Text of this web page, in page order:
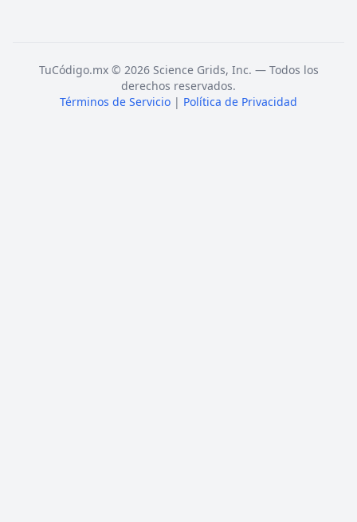
TuCódigo.mx © 2026 Science Grids, Inc. — Todos los
derechos reservados.
Términos de Servicio | Política de Privacidad